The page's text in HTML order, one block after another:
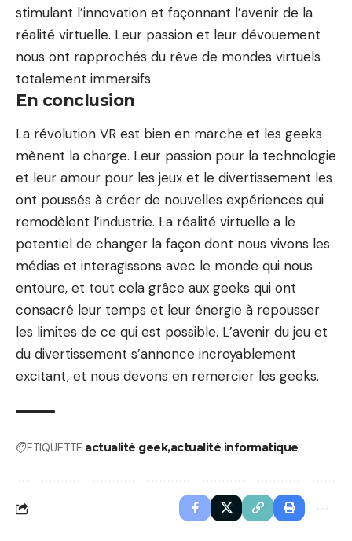
stimulant l’innovation et façonnant l’avenir de la
réalité virtuelle. Leur passion et leur dévouement
nous ont rapprochés du rêve de mondes virtuels
totalement immersifs.
En conclusion
La révolution VR est bien en marche et les geeks
mènent la charge. Leur passion pour la technologie
et leur amour pour les jeux et le divertissement les
ont poussés à créer de nouvelles expériences qui
remodèlent l’industrie. La réalité virtuelle a le
potentiel de changer la façon dont nous vivons les
médias et interagissons avec le monde qui nous
entoure, et tout cela grâce aux geeks qui ont
consacré leur temps et leur énergie à repousser
les limites de ce qui est possible. L’avenir du jeu et
du divertissement s’annonce incroyablement
excitant, et nous devons en remercier les geeks.
ETIQUETTE actualité geekactualité informatique